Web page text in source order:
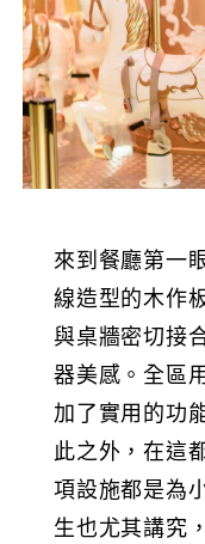
來到餐廳第一
線造型的木作
與桌牆密切接
器美感。全區
加了實用的功
此之外，在這
項設施都是為
生也尤其講究